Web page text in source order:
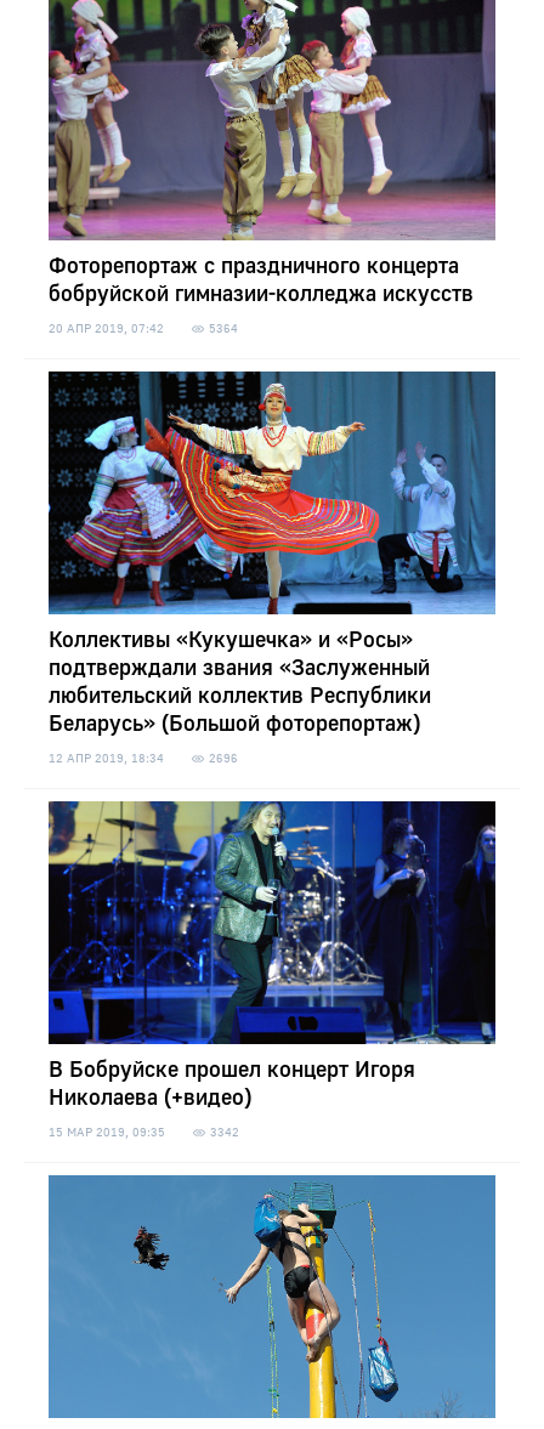
Фоторепортаж с праздничного концерта
бобруйской гимназии-колледжа искусств
20 АПР 2019, 07:42 5364
Коллективы «Кукушечка» и «Росы»
подтверждали звания «Заслуженный
любительский коллектив Республики
Беларусь» (Большой фоторепортаж)
12 АПР 2019, 18:34 2696
В Бобруйске прошел концерт Игоря
Николаева (+видео)
15 МАР 2019, 09:35 3342